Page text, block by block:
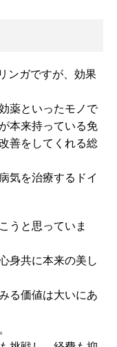
ンガですが、効果
薬といったモノで
本来持っている免
善をしてくれる総
気を治療するドイ
うと思っていま
身共に本来の美し
る価値は大いにあ